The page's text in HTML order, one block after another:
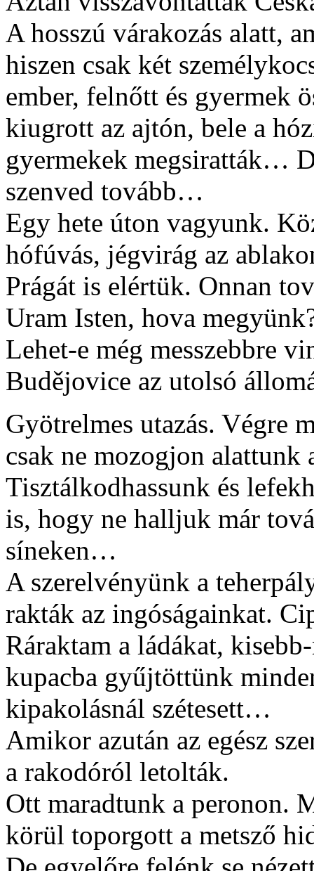
A hosszú várakozás alatt,
hiszen csak két
ember, felnőtt és gyermek
kiugrott az ajtón, bele a
gyermekek megsiratták…
szenved tovább…
Egy hete úton vagyunk.
hófúvás, jégvirág az
Prágát is elértük. Onnan
Uram Isten, hova
Lehet-e még messzebbre
Budějovice az utolsó
Gyötrelmes utazás. Végre
csak ne mozogjon alattunk
Tisztálkodhassunk és
is, hogy ne halljuk már
síneken…
A szerelvényünk a
rakták az ingóságainkat.
Ráraktam a ládákat,
kupacba gyűjtöttünk
kipakolásnál szétesett…
Amikor azután az egész
a rakodóról letolták.
Ott maradtunk a peronon.
körül toporgott a metsző